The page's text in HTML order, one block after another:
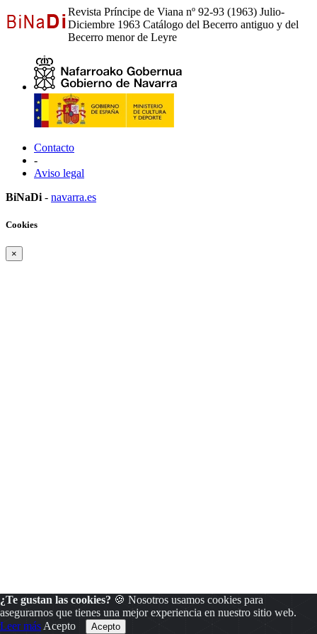
Revista Príncipe de Viana nº 92-93 (1963) Julio-
Diciembre 1963 Catálogo del Becerro antiguo y del
Becerro menor de Leyre
Contacto
-
Aviso legal
BiNaDi - navarra.es
¿Te gustan las cookies? 🍪 Nosotros usamos cookies para
asegurarnos que tienes una mejor experiencia en nuestro sitio web.
Leer más Acepto
Cookies
×